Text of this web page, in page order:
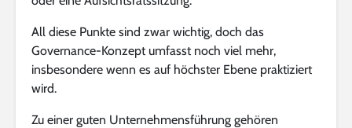
All diese Punkte sind zwar wichtig, doch das
Governance-Konzept umfasst noch viel mehr,
insbesondere wenn es auf höchster Ebene praktiziert
wird.
Zu einer guten Unternehmensführung gehören